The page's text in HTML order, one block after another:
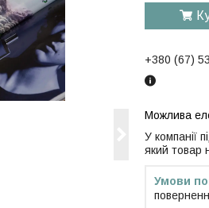
+380 (67)
У компанії
який товар